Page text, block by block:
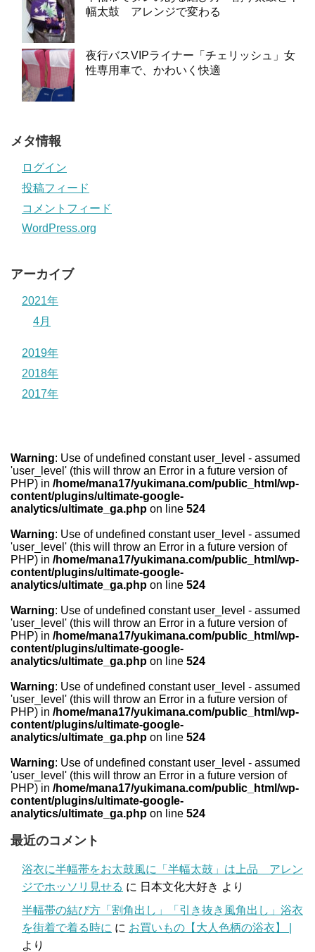
幅太鼓 アレンジで変わる
夜行バスVIPライナー「チェリッシュ」女
性専用車で、かわいく快適
メタ情報
ログイン
投稿フィード
コメントフィード
WordPress.org
アーカイブ
2021年
4月
2019年
2018年
2017年
Warning: Use of undefined constant user_level - assumed
'user_level' (this will throw an Error in a future version of
PHP) in /home/mana17/yukimana.com/public_html/wp-
content/plugins/ultimate-google-
analytics/ultimate_ga.php on line 524
Warning: Use of undefined constant user_level - assumed
'user_level' (this will throw an Error in a future version of
PHP) in /home/mana17/yukimana.com/public_html/wp-
content/plugins/ultimate-google-
analytics/ultimate_ga.php on line 524
Warning: Use of undefined constant user_level - assumed
'user_level' (this will throw an Error in a future version of
PHP) in /home/mana17/yukimana.com/public_html/wp-
content/plugins/ultimate-google-
analytics/ultimate_ga.php on line 524
Warning: Use of undefined constant user_level - assumed
'user_level' (this will throw an Error in a future version of
PHP) in /home/mana17/yukimana.com/public_html/wp-
content/plugins/ultimate-google-
analytics/ultimate_ga.php on line 524
Warning: Use of undefined constant user_level - assumed
'user_level' (this will throw an Error in a future version of
PHP) in /home/mana17/yukimana.com/public_html/wp-
content/plugins/ultimate-google-
analytics/ultimate_ga.php on line 524
最近のコメント
浴衣に半幅帯をお太鼓風に「半幅太鼓」は上品 アレン
ジでホッソリ見せる に 日本文化大好き より
半幅帯の結び方「割角出し」「引き抜き風角出し」浴衣
を街着で着る時に に お買いもの【大人色柄の浴衣】 |
より